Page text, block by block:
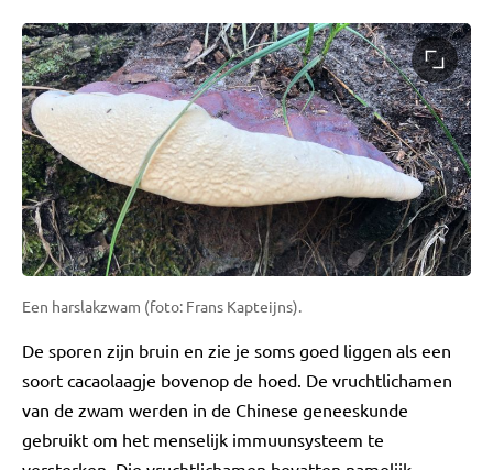
Een harslakzwam (foto: Frans Kapteijns).
De sporen zijn bruin en zie je soms goed liggen als een
soort cacaolaagje bovenop de hoed. De vruchtlichamen
van de zwam werden in de Chinese geneeskunde
gebruikt om het menselijk immuunsysteem te